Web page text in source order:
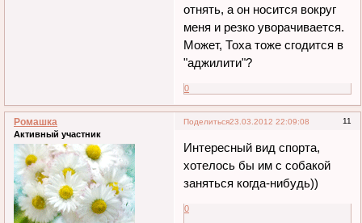
отнять, а он носится вокруг
меня и резко уворачивается.
Может, Тоха тоже сгодится в
"аджилити"?
0
Поделиться 11
23.03.2012 22:09:08
Ромашка
Активный участник
Интересный вид спорта,
хотелось бы им с собакой
заняться когда-нибудь))
0